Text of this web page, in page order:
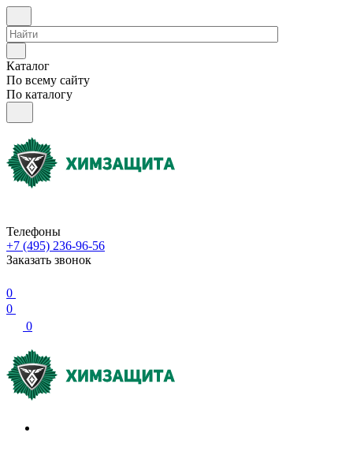
Каталог
По всему сайту
По каталогу
Телефоны
+7 (495) 236-96-56
Заказать звонок
0
0
0